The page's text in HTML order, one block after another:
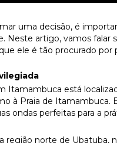
uma decisão, é
Neste artigo, vamos falar
ele é tão procurado
Itamambuca está
à Praia de Itamambuca.
ondas perfeitas para a
região norte de Ubatuba,